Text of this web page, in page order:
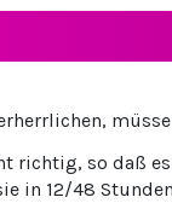
richtig, so daß
in 12/48